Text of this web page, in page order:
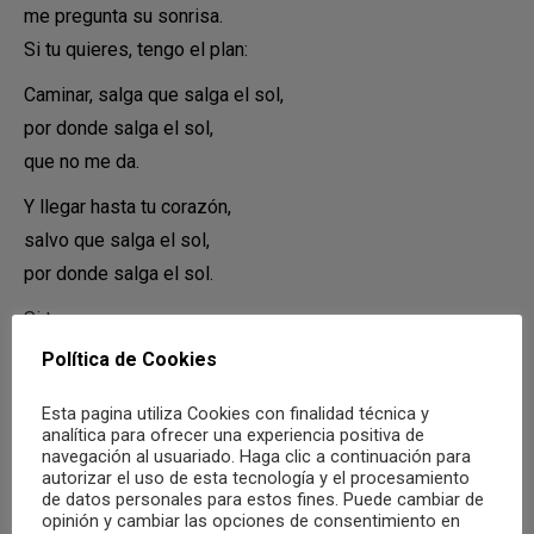
me pregunta su sonrisa.
Si tu quieres, tengo el plan:
Caminar, salga que salga el sol,
por donde salga el sol,
que no me da.
Y llegar hasta tu corazón,
salvo que salga el sol,
por donde salga el sol.
Si te vas
me quedo en esta calle sin salida, sin salida.
está cansado ya de despedidas, de despedidas.
Si he tardado y no he venido,
es que ha habido un impedimento.
Política de Cookies
Esta pagina utiliza Cookies con finalidad técnica y
analítica para ofrecer una experiencia positiva de
navegación al usuariado. Haga clic a continuación para
autorizar el uso de esta tecnología y el procesamiento
de datos personales para estos fines. Puede cambiar de
opinión y cambiar las opciones de consentimiento en